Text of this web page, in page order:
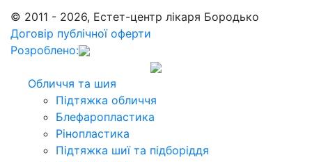
© 2011 - 2026, Естет-центр лікаря Бородько
Договір публічної оферти
Розроблено:
Обличчя та шия
Підтяжка обличчя
Блефаропластика
Рінопластика
Підтяжка шиї та підборіддя